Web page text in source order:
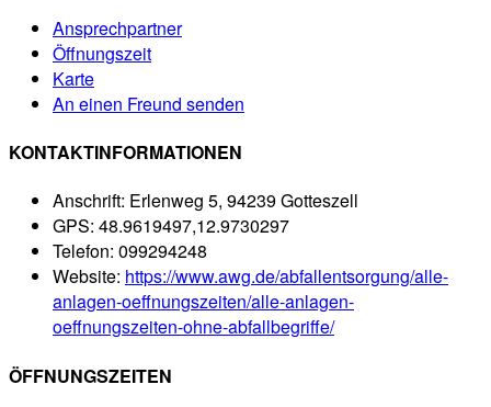
Ansprechpartner
Öffnungszeit
Karte
An einen Freund senden
KONTAKTINFORMATIONEN
Anschrift: Erlenweg 5, 94239 Gotteszell
GPS: 48.9619497,12.9730297
Telefon: 099294248
Website: https://www.awg.de/abfallentsorgung/alle-
anlagen-oeffnungszeiten/alle-anlagen-
oeffnungszeiten-ohne-abfallbegriffe/
ÖFFNUNGSZEITEN